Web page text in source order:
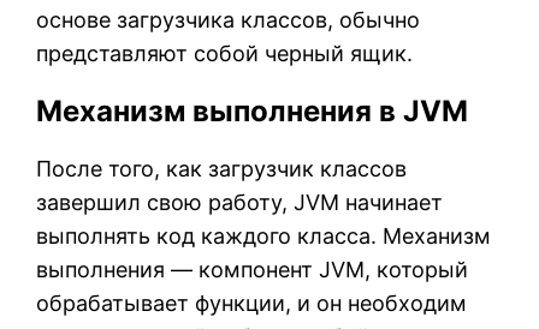
основе загрузчика классов, обычно
представляют собой черный ящик.
Механизм выполнения в JVM
После того, как загрузчик классов
завершил свою работу, JVM начинает
выполнять код каждого класса. Механизм
выполнения — компонент JVM, который
обрабатывает функции, и он необходим